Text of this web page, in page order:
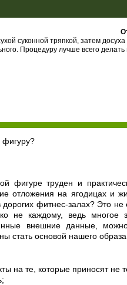
суконной тряпкой, затем досуха
Процедуру лучше всего делать
фигуру?
фигуре труден и
отложения на ягодицах и
фитнес-залах? Это не
не каждому, ведь многое
внешние данные,
стать основой нашего образа
на те, которые приносят не